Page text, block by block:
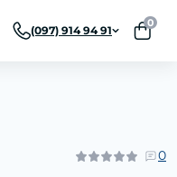
(097) 914 94 91
0
0